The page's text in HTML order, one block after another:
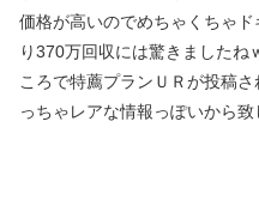
価格が高いのでめちゃくちゃ
り370万回収には驚きましたね
ころで特薦プランＵＲが投稿
っちゃレアな情報っぽいから致